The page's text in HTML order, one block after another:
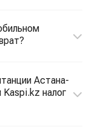
Астана-
налог